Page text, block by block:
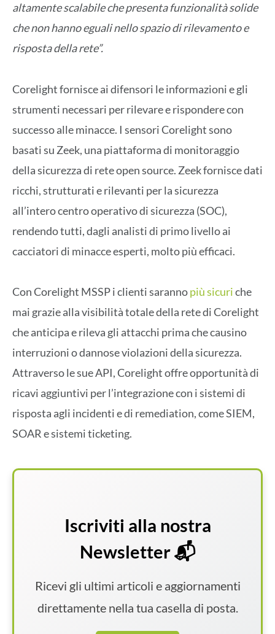
altamente scalabile che presenta funzionalità solide
che non hanno eguali nello spazio di rilevamento e
risposta della rete”.
Corelight fornisce ai difensori le informazioni e gli
strumenti necessari per rilevare e rispondere con
successo alle minacce. I sensori Corelight sono
basati su Zeek, una piattaforma di monitoraggio
della sicurezza di rete open source. Zeek fornisce dati
ricchi, strutturati e rilevanti per la sicurezza
all’intero centro operativo di sicurezza (SOC),
rendendo tutti, dagli analisti di primo livello ai
cacciatori di minacce esperti, molto più efficaci.
Con Corelight MSSP i clienti sarannopiù sicuriche
mai grazie alla visibilità totale della rete di Corelight
che anticipa e rileva gli attacchi prima che causino
interruzioni o dannose violazioni della sicurezza.
Attraverso le sue API, Corelight offre opportunità di
ricavi aggiuntivi per l’integrazione con i sistemi di
risposta agli incidenti e di remediation, come SIEM,
SOAR e sistemi ticketing.
Iscriviti alla nostra
Newsletter 📬
Ricevi gli ultimi articoli e aggiornamenti
direttamente nella tua casella di posta.